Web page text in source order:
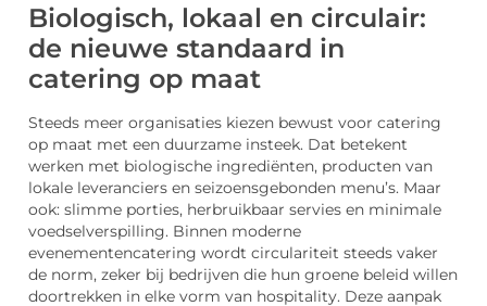
Biologisch, lokaal en circulair:
de nieuwe standaard in
catering op maat
Steeds meer organisaties kiezen bewust voor catering
op maat met een duurzame insteek. Dat betekent
werken met biologische ingrediënten, producten van
lokale leveranciers en seizoensgebonden menu’s. Maar
ook: slimme porties, herbruikbaar servies en minimale
voedselverspilling. Binnen moderne
evenementencatering wordt circulariteit steeds vaker
de norm, zeker bij bedrijven die hun groene beleid willen
doortrekken in elke vorm van hospitality. Deze aanpak